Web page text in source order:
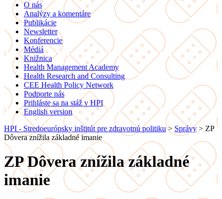
O nás
Analýzy a komentáre
Publikácie
Newsletter
Konferencie
Médiá
Knižnica
Health Management Academy
Health Research and Consulting
CEE Health Policy Network
Podporte nás
Prihláste sa na stáž v HPI
English version
HPI - Stredoeurópsky inštitút pre zdravotnú politiku> Správy > ZP
Dôvera znížila základné imanie
ZP Dôvera znížila základné
imanie